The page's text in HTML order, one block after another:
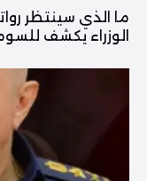
ما الذي سينتظر
الوزراء يكشف